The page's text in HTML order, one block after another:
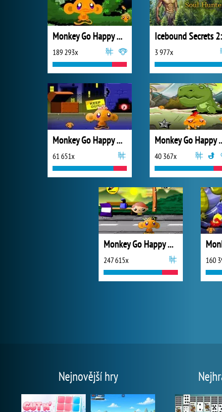
Monkey Go Happy Ninjas
189 293x 3 977x
Monkey Go Happy Mayhem
61 651x
Monkey Go
40 367x
Monkey Go Happy Marathon 2
247 615x 160
Nejnovější hry